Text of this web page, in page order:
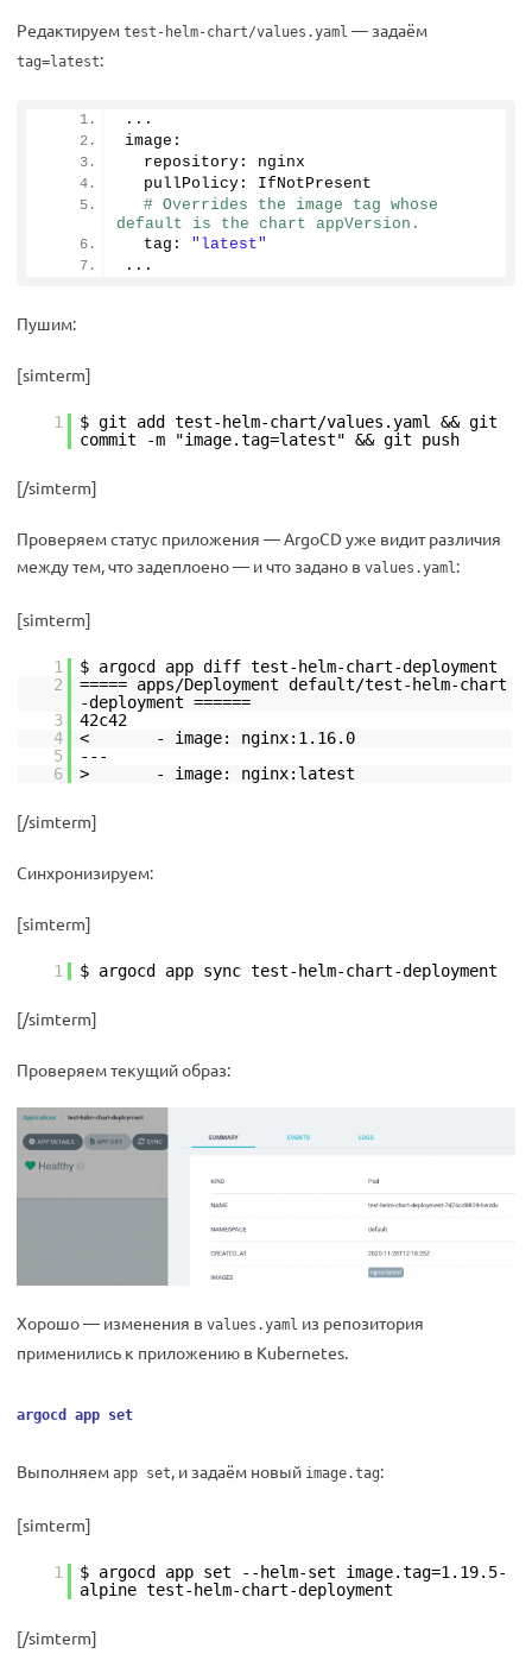
Редактируем test-helm-chart/values.yaml — задаём
tag=latest:
...
image:
  repository: nginx
  pullPolicy: IfNotPresent
# Overrides the image tag whose
default is the chart appVersion.
  tag:
"latest"
...
Пушим:
[simterm]
1
$ git add test-helm-chart/values.yaml && git
commit -m "image.tag=latest" && git push
[/simterm]
Проверяем статус приложения — ArgoCD уже видит различия
между тем, что задеплоено — и что задано в values.yaml:
[simterm]
1
$ argocd app diff test-helm-chart-deployment
2
===== apps/Deployment default/test-helm-chart
-deployment ======
3
42c42
4
< - image: nginx:1.16.0
5
---
6
> - image: nginx:latest
[/simterm]
Синхронизируем:
[simterm]
1 $ argocd app sync test-helm-chart-deployment
[/simterm]
Проверяем текущий образ:
Хорошо — изменения в values.yaml из репозитория
применились к приложению в Kubernetes.
argocd app set
Выполняем app set , и задаём новый image.tag:
[simterm]
1
$ argocd app set --helm-set image.tag=1.19.5-
alpine test-helm-chart-deployment
[/simterm]